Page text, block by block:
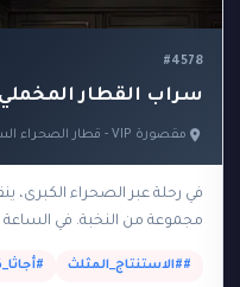
#4578
سراب القطار المخملي
مقصورة VIP - قطار الصحراء السريع
في رحلة عبر الصحراء الكبرى،
##الاستنتاج_المثلث